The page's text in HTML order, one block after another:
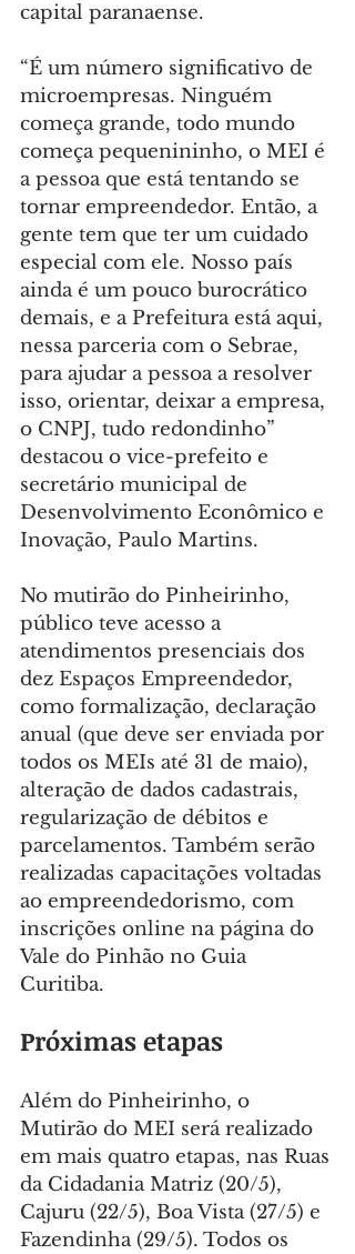
capital paranaense.
“É um número significativo de
microempresas. Ninguém
começa grande, todo mundo
começa pequenininho, o MEI é
a pessoa que está tentando se
tornar empreendedor. Então, a
gente tem que ter um cuidado
especial com ele. Nosso país
ainda é um pouco burocrático
demais, e a Prefeitura está aqui,
nessa parceria com o Sebrae,
para ajudar a pessoa a resolver
isso, orientar, deixar a empresa,
o CNPJ, tudo redondinho”
destacou o vice-prefeito e
secretário municipal de
Desenvolvimento Econômico e
Inovação, Paulo Martins.
No mutirão do Pinheirinho,
público teve acesso a
atendimentos presenciais dos
dez Espaços Empreendedor,
como formalização, declaração
anual (que deve ser enviada por
todos os MEIs até 31 de maio),
alteração de dados cadastrais,
regularização de débitos e
parcelamentos. Também serão
realizadas capacitações voltadas
ao empreendedorismo, com
inscrições online na página do
Vale do Pinhão no Guia
Curitiba.
Próximas etapas
Além do Pinheirinho, o
Mutirão do MEI será realizado
em mais quatro etapas, nas Ruas
da Cidadania Matriz (20/5),
Cajuru (22/5), Boa Vista (27/5) e
Fazendinha (29/5). Todos os